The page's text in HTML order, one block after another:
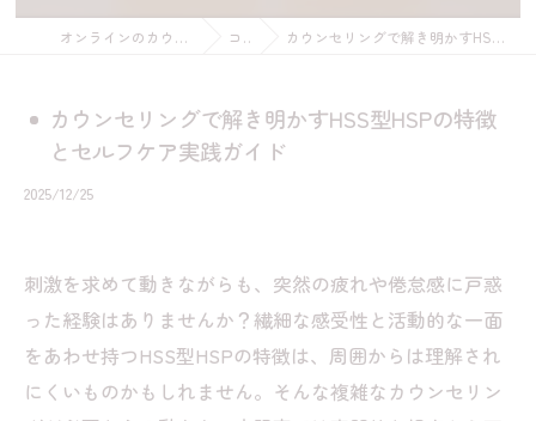
オンラインのカウンセリングならsimple86 コラム カウンセリングで解き明かすHSS型HSPの特徴とセルフケア実践ガイド
カウンセリングで解き明かすHSS型HSPの特徴
とセルフケア実践ガイド
2025/12/25
刺激を求めて動きながらも、突然の疲れや倦怠感に戸惑
った経験はありませんか？繊細な感受性と活動的な一面
をあわせ持つHSS型HSPの特徴は、周囲からは理解され
にくいものかもしれません。そんな複雑なカウンセリン